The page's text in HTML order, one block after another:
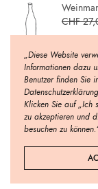
CHF
„Diese Website
Informationen dazu
Benutzer finden Sie
Klicken Sie auf „Ich
zu akzeptieren und
besuchen zu